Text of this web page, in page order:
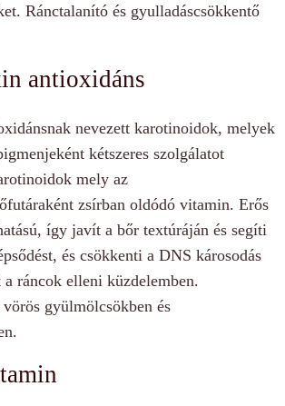
Ránctalanító és gyulladáscsökkentő
antioxidáns
nevezett karotinoidok, melyek
kétszeres szolgálatot
mely az
zsírban oldódó vitamin. Erős
így javít a bőr textúráján és segíti
és csökkenti a DNS károsodás
a ráncok elleni küzdelemben.
gyülmölcsökben és